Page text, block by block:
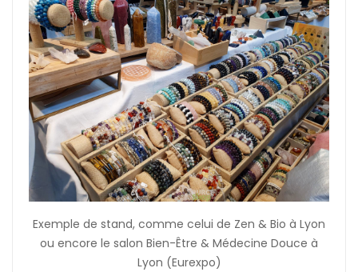
Exemple de stand, comme celui de Zen & Bio à Lyon
ou encore le salon Bien-Être & Médecine Douce à
Lyon (Eurexpo)